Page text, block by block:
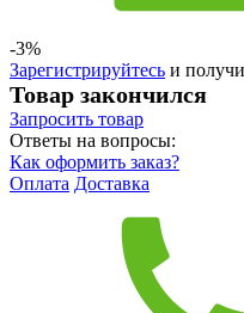
-3%
Зарегистрируйтесь и
Товар закончился
Запросить товар
Ответы на вопросы:
Как оформить заказ?
Оплата Доставка